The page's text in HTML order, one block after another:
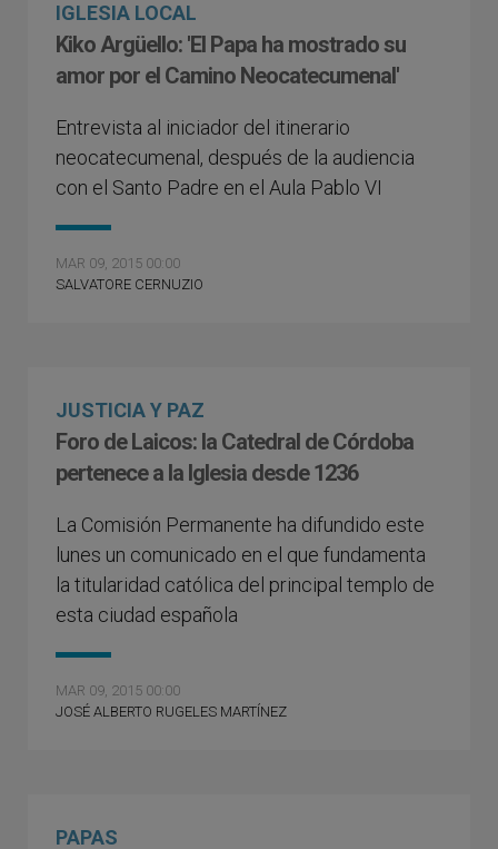
IGLESIA LOCAL
Kiko Argüello: 'El Papa ha mostrado su
amor por el Camino Neocatecumenal'
Entrevista al iniciador del itinerario
neocatecumenal, después de la audiencia
con el Santo Padre en el Aula Pablo VI
MAR 09, 2015 00:00
SALVATORE CERNUZIO
JUSTICIA Y PAZ
Foro de Laicos: la Catedral de Córdoba
pertenece a la Iglesia desde 1236
La Comisión Permanente ha difundido este
lunes un comunicado en el que fundamenta
la titularidad católica del principal templo de
esta ciudad española
MAR 09, 2015 00:00
JOSÉ ALBERTO RUGELES MARTÍNEZ
PAPAS